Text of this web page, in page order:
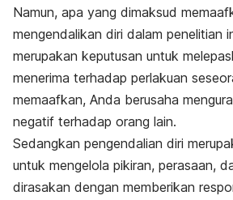
Namun, apa yang dimaksud
mengendalikan diri dalam penelitian
merupakan keputusan untuk
menerima terhadap perlakuan
memaafkan, Anda berusaha
negatif terhadap orang lain.
Sedangkan pengendalian diri
untuk mengelola pikiran, perasaan,
dirasakan dengan memberikan